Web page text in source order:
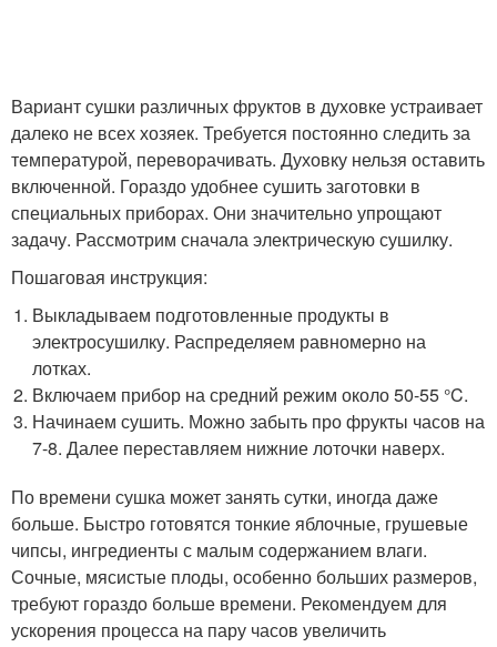
Вариант сушки различных фруктов в духовке устраивает
далеко не всех хозяек. Требуется постоянно следить за
температурой, переворачивать. Духовку нельзя оставить
включенной. Гораздо удобнее сушить заготовки в
специальных приборах. Они значительно упрощают
задачу. Рассмотрим сначала электрическую сушилку.
Пошаговая инструкция:
Выкладываем подготовленные продукты в
электросушилку. Распределяем равномерно на
лотках.
Включаем прибор на средний режим около 50-55 °C.
Начинаем сушить. Можно забыть про фрукты часов на
7-8. Далее переставляем нижние лоточки наверх.
По времени сушка может занять сутки, иногда даже
больше. Быстро готовятся тонкие яблочные, грушевые
чипсы, ингредиенты с малым содержанием влаги.
Сочные, мясистые плоды, особенно больших размеров,
требуют гораздо больше времени. Рекомендуем для
ускорения процесса на пару часов увеличить